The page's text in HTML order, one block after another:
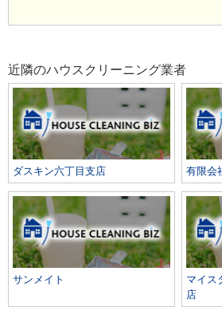
近隣のハウスクリーニング業者
ダスキン六丁目支店 有限会
サンメイト
マイス
店